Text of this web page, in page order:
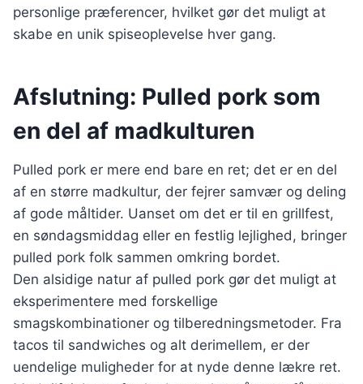
personlige præferencer, hvilket gør det muligt at
skabe en unik spiseoplevelse hver gang.
Afslutning: Pulled pork som
en del af madkulturen
Pulled pork er mere end bare en ret; det er en del
af en større madkultur, der fejrer samvær og deling
af gode måltider. Uanset om det er til en grillfest,
en søndagsmiddag eller en festlig lejlighed, bringer
pulled pork folk sammen omkring bordet.
Den alsidige natur af pulled pork gør det muligt at
eksperimentere med forskellige
smagskombinationer og tilberedningsmetoder. Fra
tacos til sandwiches og alt derimellem, er der
uendelige muligheder for at nyde denne lækre ret.